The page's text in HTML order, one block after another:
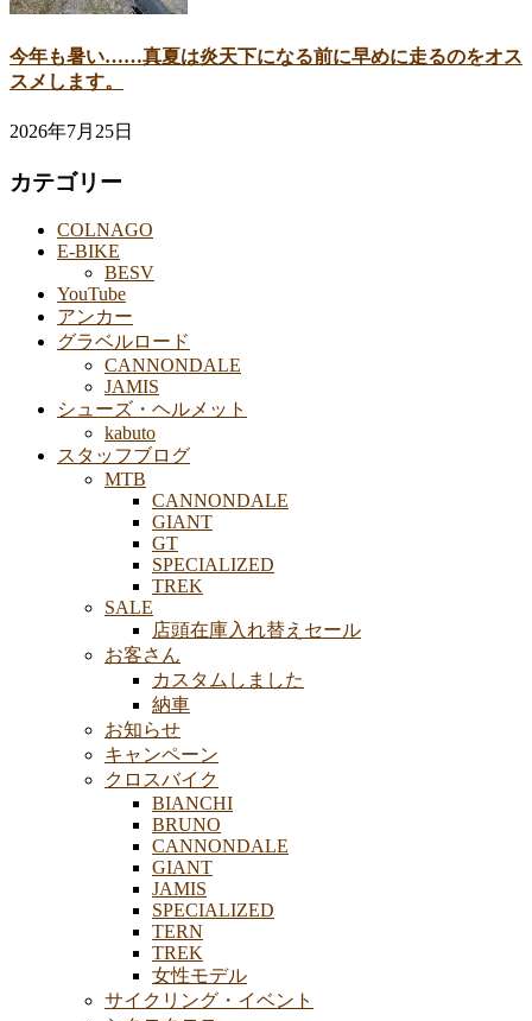
今年も暑い……真夏は炎天下になる前に早めに走るのをオス
スメします。
2026年7月25日
カテゴリー
COLNAGO
E-BIKE
BESV
YouTube
アンカー
グラベルロード
CANNONDALE
JAMIS
シューズ・ヘルメット
kabuto
スタッフブログ
MTB
CANNONDALE
GIANT
GT
SPECIALIZED
TREK
SALE
店頭在庫入れ替えセール
お客さん
カスタムしました
納車
お知らせ
キャンペーン
クロスバイク
BIANCHI
BRUNO
CANNONDALE
GIANT
JAMIS
SPECIALIZED
TERN
TREK
女性モデル
サイクリング・イベント